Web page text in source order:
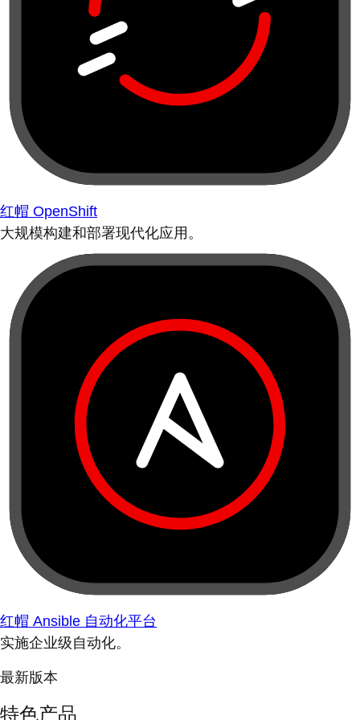
红帽 OpenShift
大规模构建和部署现代化应用。
红帽 Ansible 自动化平台
实施企业级自动化。
最新版本
特色产品